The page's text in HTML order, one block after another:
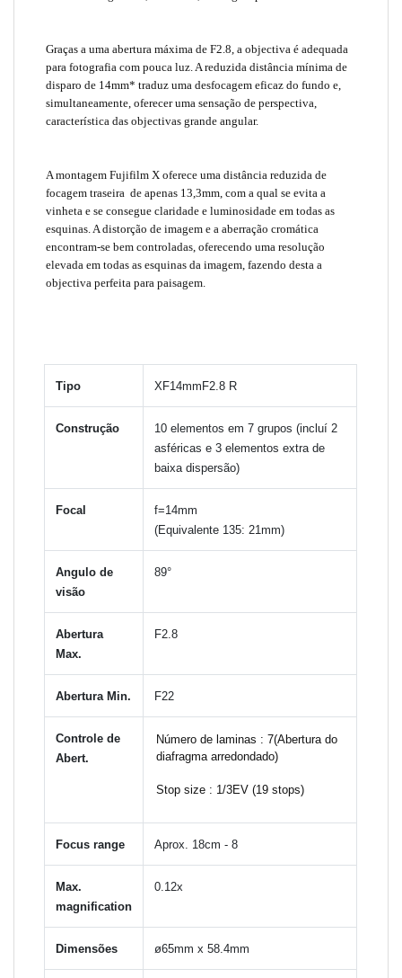
Graças a uma abertura máxima de F2.8, a objectiva é adequada
para fotografia com pouca luz. A reduzida distância mínima de
disparo de 14mm* traduz uma desfocagem eficaz do fundo e,
simultaneamente, oferecer uma sensação de perspectiva,
característica das objectivas grande angular.
A montagem Fujifilm X oferece uma distância reduzida de
focagem traseira de apenas 13,3mm, com a qual se evita a
vinheta e se consegue claridade e luminosidade em todas as
esquinas. A distorção de imagem e a aberração cromática
encontram-se bem controladas, oferecendo uma resolução
elevada em todas as esquinas da imagem, fazendo desta a
objectiva perfeita para paisagem.
Tipo XF14mmF2.8 R
Construção
10 elementos em 7 grupos (incluí 2
asféricas e 3 elementos extra de
baixa dispersão)
Focal
f=14mm
(Equivalente 135: 21mm)
Angulo de
visão
89°
Abertura
Max.
F2.8
Abertura Min. F22
Controle de
Abert.
Número de laminas : 7(Abertura do
diafragma arredondado)
Stop size : 1/3EV (19 stops)
Focus range Aprox. 18cm - 8
Max.
magnification
0.12x
Dimensões ø65mm x 58.4mm